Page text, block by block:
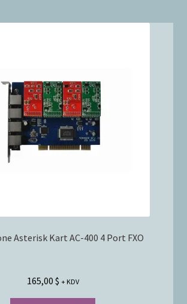
Asterisk Kart AC-400 4 Port FXO
165,00 $ + KDV